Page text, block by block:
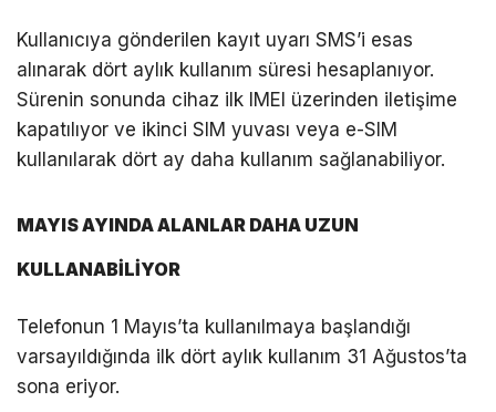
Kullanıcıya gönderilen kayıt uyarı SMS’i esas
alınarak dört aylık kullanım süresi hesaplanıyor.
Sürenin sonunda cihaz ilk IMEI üzerinden iletişime
kapatılıyor ve ikinci SIM yuvası veya e-SIM
kullanılarak dört ay daha kullanım sağlanabiliyor.
MAYIS AYINDA ALANLAR DAHA UZUN
KULLANABİLİYOR
Telefonun 1 Mayıs’ta kullanılmaya başlandığı
varsayıldığında ilk dört aylık kullanım 31 Ağustos’ta
sona eriyor.